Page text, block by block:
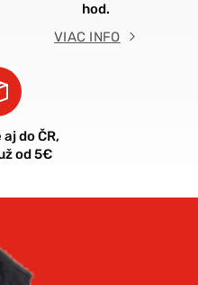
hod.
VIAC INFO
do ČR,
od 5€